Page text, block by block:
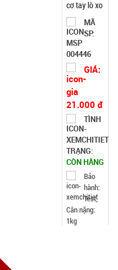
cơ tay lò xo
loại 20kg
MÃ
SP:
004446
GIÁ:
21.000 đ
TÌNH
TRẠNG:
CÒN HÀNG
Bảo
hành:
Test,
Cân nặng:
1kg